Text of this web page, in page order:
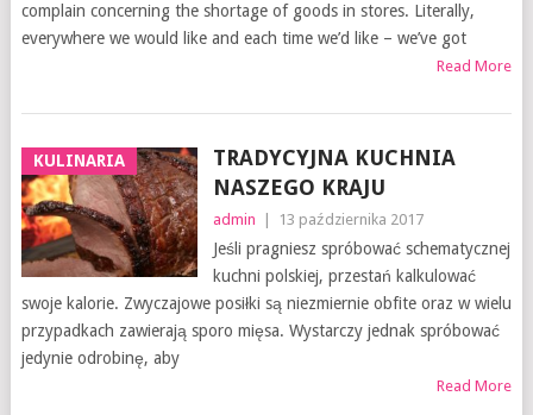
complain concerning the shortage of goods in stores. Literally,
everywhere we would like and each time we’d like – we’ve got
Read More
KULINARIA
TRADYCYJNA KUCHNIA
NASZEGO KRAJU
admin 13 października 2017
Jeśli pragniesz spróbować schematycznej
kuchni polskiej, przestań kalkulować
swoje kalorie. Zwyczajowe posiłki są niezmiernie obfite oraz w wielu
przypadkach zawierają sporo mięsa. Wystarczy jednak spróbować
jedynie odrobinę, aby
Read More